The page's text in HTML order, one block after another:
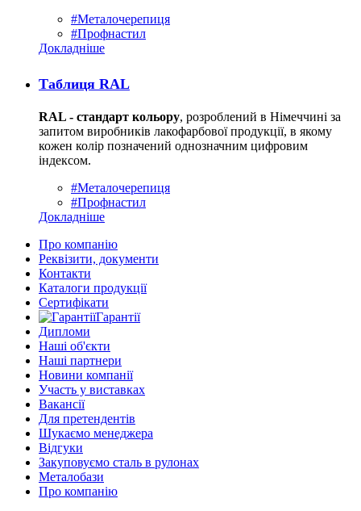
#Металочерепиця
#Профнастил
Докладніше
Таблиця RAL
RAL - стандарт кольору, розроблений в Німеччині за
запитом виробників лакофарбової продукції, в якому
кожен колір позначений однозначним цифровим
індексом.
#Металочерепиця
#Профнастил
Докладніше
Про компанію
Реквізити, документи
Контакти
Каталоги продукції
Сертифікати
Гарантії
Дипломи
Наші об'єкти
Наші партнери
Новини компанії
Участь у виставках
Вакансії
Для претендентів
Шукаємо менеджера
Відгуки
Закуповуємо сталь в рулонах
Металобази
Про компанію